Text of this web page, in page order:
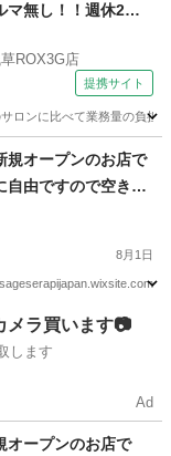
マ無し！！週休2
境♪ CASACOLOR
美容師
ROX3G店
提携サイト
ンに比べて業務量の負担
規オープンのお店で
自由ですので空き時
。 また、店舗や事
ん。 お仕事道具さ
つでもスタートで
機も可能です！
8月1日
メラ買います📷
します
Ad
オープンのお店で